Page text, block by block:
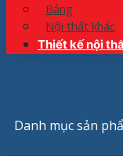
Bảng
Nội thất khác
Thiết kế nội
Danh mục sản